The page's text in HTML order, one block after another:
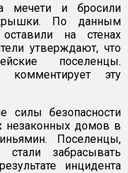
мечети и бросили
По данным
на стенах
утверждают, что
поселенцы.
эту
силы безопасности
незаконных домов в
Поселенцы,
стали забрасывать
инцидента